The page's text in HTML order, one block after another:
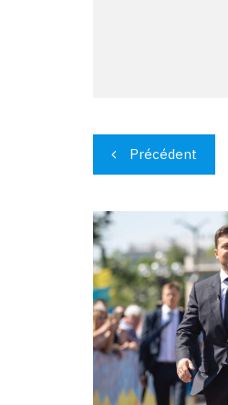
Navigation
de
l’article
Précédent